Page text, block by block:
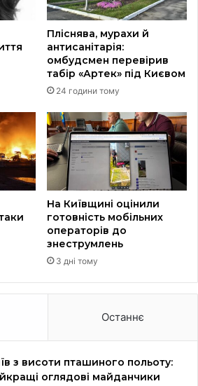
Пліснява, мурахи й
антисанітарія:
омбудсмен перевірив
табір «Артек» під Києвом
24 години тому
На Київщині оцінили
готовність мобільних
операторів до
знеструмлень
3 дні тому
Останнє
з висоти пташиного польоту:
оглядові майданчики